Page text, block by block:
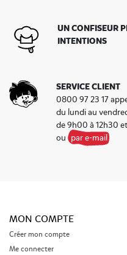
UN CONFISEUR
INTENTIONS
SERVICE CLIENT
0800 97 23 17
du lundi au
de 9h00 à 12h30
ou par e-mail
MON COMPTE
Créer mon compte
Me connecter